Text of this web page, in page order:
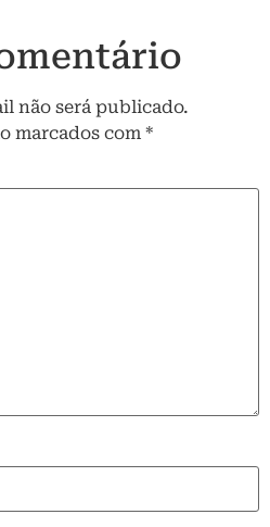
não será publicado.
marcados com *